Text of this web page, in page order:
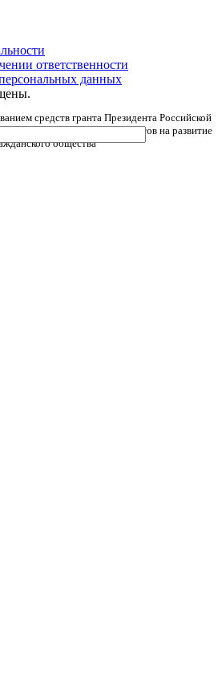
ответственности
данных
средств гранта Президента Российской
Фондом президентских грантов на развитие
общества